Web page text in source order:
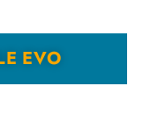
avec les
de sa faune
clowns,
EVO